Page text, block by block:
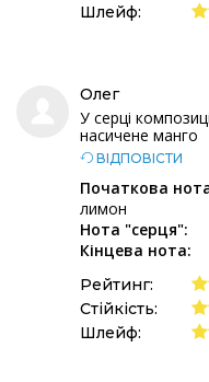
Шлейф:
Олег
У серці
насичене манго
ВІДПОВІСТИ
Початкова
лимон
Нота "серця":
Кінцева нота:
Рейтинг:
Стійкість:
Шлейф: